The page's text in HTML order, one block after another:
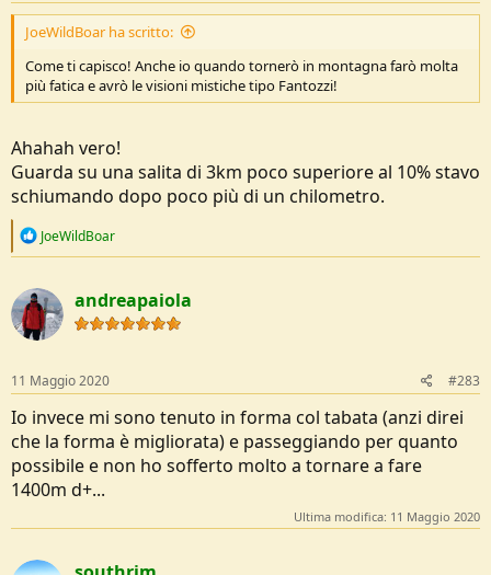
JoeWildBoar ha scritto:
Come ti capisco! Anche io quando tornerò in montagna farò molta
più fatica e avrò le visioni mistiche tipo Fantozzi!
Ahahah vero!
Guarda su una salita di 3km poco superiore al 10% stavo
schiumando dopo poco più di un chilometro.
R
c
t
i
o
s
:
JoeWildBoar
andreapaiola
11 Maggio 2020 #283
Io invece mi sono tenuto in forma col tabata (anzi direi
che la forma è migliorata) e passeggiando per quanto
possibile e non ho sofferto molto a tornare a fare
1400m d+...
Ultima modifica: 11 Maggio 2020